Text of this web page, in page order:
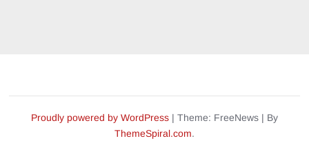
Proudly powered by WordPress | Theme: FreeNews | By
ThemeSpiral.com.